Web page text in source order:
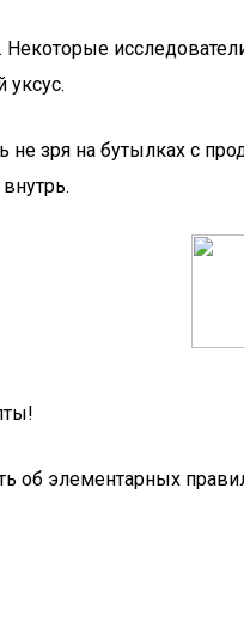
уксус.
зря на бутылках с
элементарных